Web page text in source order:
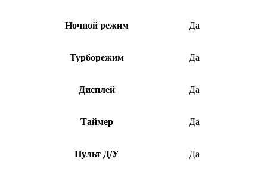
Ночной режим Да
Турборежим Да
Дисплей Да
Таймер Да
Пульт Д/У Да